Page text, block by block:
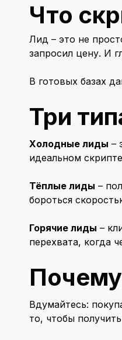
Что
Лид – это не
запросил цену. И
В готовых базах
Три
Холодные лиды –
идеальном
Тёплые лиды –
бороться
Горячие лиды –
перехвата, когда
Вдумайтесь:
то, чтобы